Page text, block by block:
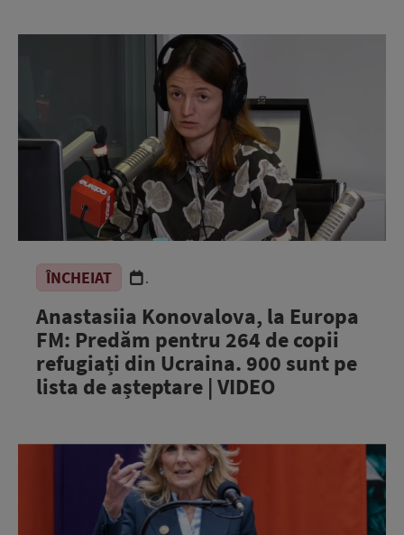
ÎNCHEIAT .
Anastasiia Konovalova, la Europa
FM: Predăm pentru 264 de copii
refugiați din Ucraina. 900 sunt pe
lista de așteptare | VIDEO